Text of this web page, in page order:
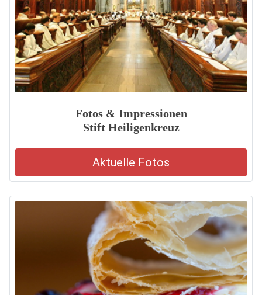
Fotos & Impressionen
Stift Heiligenkreuz
Aktuelle Fotos